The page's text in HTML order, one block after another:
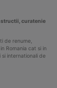
curatenie
de renume,
Romania cat si in
internationali de